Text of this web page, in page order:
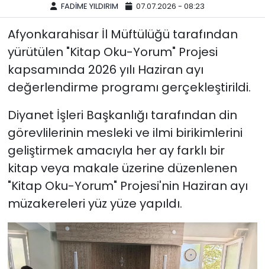
FADİME YILDIRIM 07.07.2026 - 08:23
Afyonkarahisar İl Müftülüğü tarafından
yürütülen "Kitap Oku-Yorum" Projesi
kapsamında 2026 yılı Haziran ayı
değerlendirme programı gerçekleştirildi.
Diyanet İşleri Başkanlığı tarafından din
görevlilerinin mesleki ve ilmi birikimlerini
geliştirmek amacıyla her ay farklı bir
kitap veya makale üzerine düzenlenen
"Kitap Oku-Yorum" Projesi'nin Haziran ayı
müzakereleri yüz yüze yapıldı.